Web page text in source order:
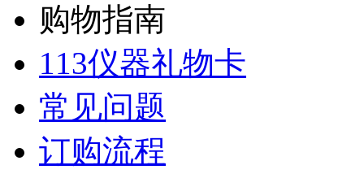
购物指南
113仪器礼物卡
常见问题
订购流程